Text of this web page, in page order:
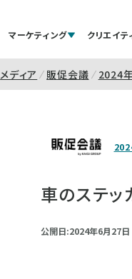
マーケティング クリエイテ
メディア 販促会議 2024
車のステ
公開日:2024年6月27日